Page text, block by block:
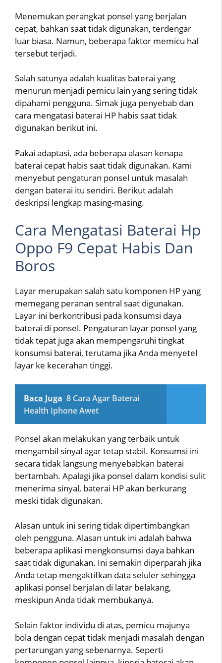
Menemukan perangkat ponsel yang berjalan
cepat, bahkan saat tidak digunakan, terdengar
luar biasa. Namun, beberapa faktor memicu hal
tersebut terjadi.
Salah satunya adalah kualitas baterai yang
menurun menjadi pemicu lain yang sering tidak
dipahami pengguna. Simak juga penyebab dan
cara mengatasi baterai HP habis saat tidak
digunakan berikut ini.
Pakai adaptasi, ada beberapa alasan kenapa
baterai cepat habis saat tidak digunakan. Kami
menyebut pengaturan ponsel untuk masalah
dengan baterai itu sendiri. Berikut adalah
deskripsi lengkap masing-masing.
Cara Mengatasi Baterai Hp
Oppo F9 Cepat Habis Dan
Boros
Layar merupakan salah satu komponen HP yang
memegang peranan sentral saat digunakan.
Layar ini berkontribusi pada konsumsi daya
baterai di ponsel. Pengaturan layar ponsel yang
tidak tepat juga akan mempengaruhi tingkat
konsumsi baterai, terutama jika Anda menyetel
layar ke kecerahan tinggi.
Baca Juga 8 Cara Agar Baterai
Health Iphone Awet
Ponsel akan melakukan yang terbaik untuk
mengambil sinyal agar tetap stabil. Konsumsi ini
secara tidak langsung menyebabkan baterai
bertambah. Apalagi jika ponsel dalam kondisi sulit
menerima sinyal, baterai HP akan berkurang
meski tidak digunakan.
Alasan untuk ini sering tidak dipertimbangkan
oleh pengguna. Alasan untuk ini adalah bahwa
beberapa aplikasi mengkonsumsi daya bahkan
saat tidak digunakan. Ini semakin diperparah jika
Anda tetap mengaktifkan data seluler sehingga
aplikasi ponsel berjalan di latar belakang,
meskipun Anda tidak membukanya.
Selain faktor individu di atas, pemicu majunya
bola dengan cepat tidak menjadi masalah dengan
pertarungan yang sebenarnya. Seperti